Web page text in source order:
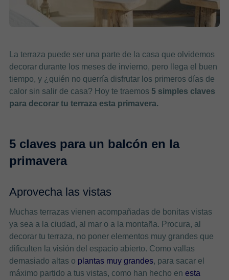
La terraza puede ser una parte de la casa que olvidemos
decorar durante los meses de invierno, pero llega el buen
tiempo, y ¿quién no querría disfrutar los primeros días de
calor sin salir de casa? Hoy te traemos 5 simples claves
para decorar tu terraza esta primavera.
5 claves para un balcón en la
primavera
Aprovecha las vistas
Muchas terrazas vienen acompañadas de bonitas vistas
ya sea a la ciudad, al mar o a la montaña. Procura, al
decorar tu terraza, no poner elementos muy grandes que
dificulten la visión del espacio abierto. Como vallas
demasiado altas o plantas muy grandes, para sacar el
máximo partido a tus vistas, como han hecho en esta